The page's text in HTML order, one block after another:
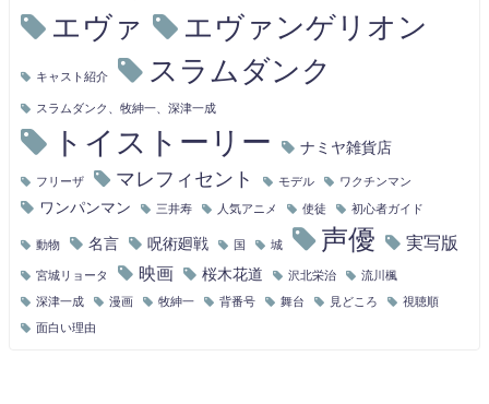
エヴァ エヴァンゲリオン
キャスト紹介 スラムダンク
スラムダンク、牧紳一、深津一成
トイストーリー ナミヤ雑貨店
フリーザ マレフィセント モデル ワクチンマン
ワンパンマン 三井寿 人気アニメ 使徒 初心者ガイド
動物 名言 呪術廻戦 国 城 声優 実写版
宮城リョータ 映画 桜木花道 沢北栄治 流川楓
深津一成 漫画 牧紳一 背番号 舞台 見どころ 視聴順
面白い理由